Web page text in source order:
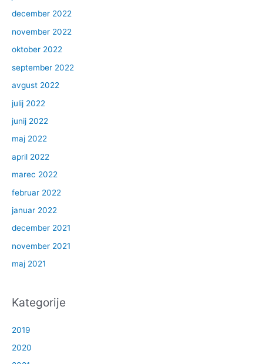
december 2022
november 2022
oktober 2022
september 2022
avgust 2022
julij 2022
junij 2022
maj 2022
april 2022
marec 2022
februar 2022
januar 2022
december 2021
november 2021
maj 2021
Kategorije
2019
2020